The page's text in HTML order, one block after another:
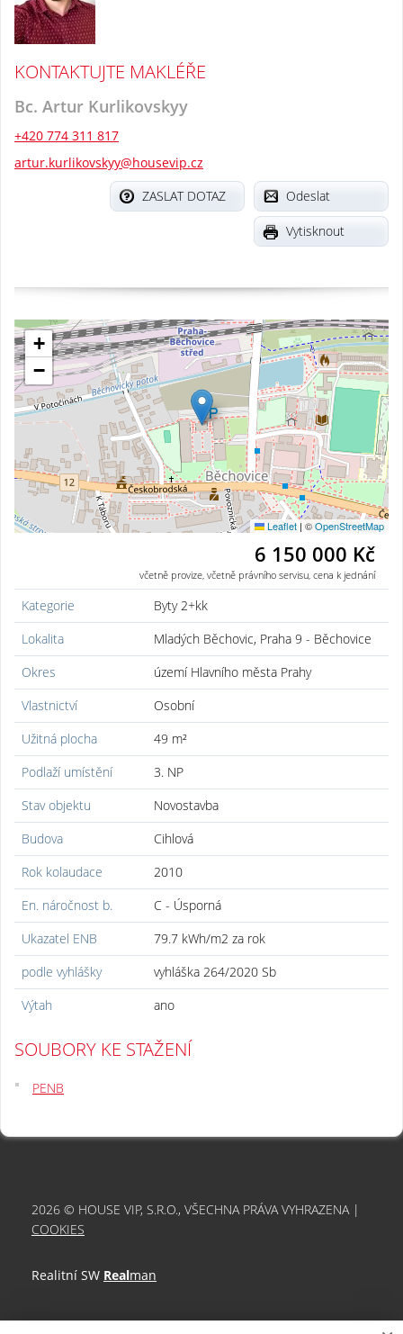
KONTAKTUJTE MAKLÉŘE
Bc. Artur Kurlikovskyy
+420 774 311 817
artur.kurlikovskyy@housevip.cz
Odeslat
ZASLAT DOTAZ
Vytisknout
+
−
Leaflet |©OpenStreetMap
6 150 000 Kč
včetně provize, včetně právního servisu, cena k jednání
Kategorie
Byty 2+kk
Lokalita
Mladých Běchovic, Praha 9 - Běchovice
Okres
území Hlavního města Prahy
Vlastnictví
Osobní
Užitná plocha
49 m²
Podlaží umístění
3. NP
Stav objektu
Novostavba
Budova
Cihlová
Rok kolaudace
2010
En. náročnost b.
C - Úsporná
Ukazatel ENB
79.7 kWh/m2 za rok
podle vyhlášky
vyhláška 264/2020 Sb
Výtah
ano
SOUBORY KE STAŽENÍ
PENB
2026 © HOUSE VIP, S.R.O., VŠECHNA PRÁVA VYHRAZENA |
COOKIES
Realitní SW Realman